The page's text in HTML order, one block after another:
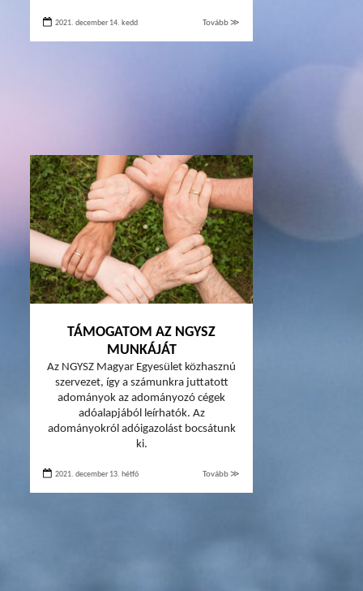
2021. december 14. kedd Tovább ≫
TÁMOGATOM AZ NGYSZ
MUNKÁJÁT
Az NGYSZ Magyar Egyesület közhasznú
szervezet, így a számunkra juttatott
adományok az adományozó cégek
adóalapjából leírhatók. Az
adományokról adóigazolást bocsátunk
ki.
2021. december 13. hétfő Tovább ≫